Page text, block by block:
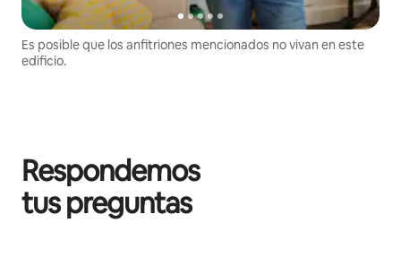
Es posible que los anfitriones mencionados no vivan en este
edificio.
Respondemos
tus preguntas